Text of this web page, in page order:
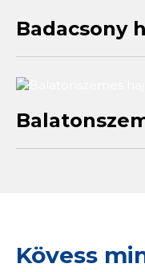
Badacsony
Kövess